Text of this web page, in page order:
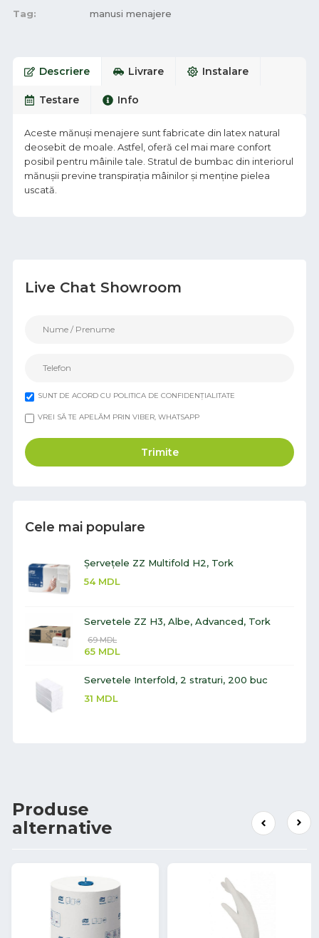
Live Chat Showroom
SUNT DE ACORD CU POLITICA DE CONFIDENȚIALITATE
VREI SĂ TE APELĂM PRIN VIBER, WHATSAPP
Trimite
Cele mai populare
Șervețele ZZ Multifold H2, Tork
54 MDL
Servetele ZZ H3, Albe, Advanced, Tork
69MDL
65 MDL
Servetele Interfold, 2 straturi, 200 buc
31 MDL
Tag:
manusi menajere
Descriere Livrare Instalare
Testare Info
Aceste mănuși menajere sunt fabricate din latex natural
deosebit de moale. Astfel, oferă cel mai mare confort
posibil pentru mâinile tale. Stratul de bumbac din interiorul
mănușii previne transpirația mâinilor și menține pielea
uscată.
Produse
alternative